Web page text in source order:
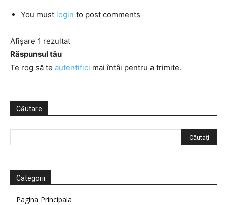
You must login to post comments
Afișare 1 rezultat
Răspunsul tău
Te rog să te autentifici mai întâi pentru a trimite.
Căutare
Categorii
Pagina Principala